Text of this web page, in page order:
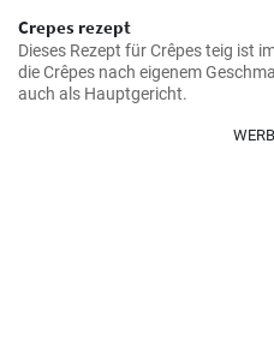
Crepes rezept
Dieses Rezept für Crêpes teig ist
die Crêpes nach eigenem
auch als Hauptgericht.